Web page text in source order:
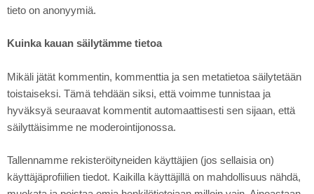
tieto on anonyymiä.
Kuinka kauan säilytämme tietoa
Mikäli jätät kommentin, kommenttia ja sen metatietoa säilytetään
toistaiseksi. Tämä tehdään siksi, että voimme tunnistaa ja
hyväksyä seuraavat kommentit automaattisesti sen sijaan, että
säilyttäisimme ne moderointijonossa.
Tallennamme rekisteröityneiden käyttäjien (jos sellaisia on)
käyttäjäprofiilien tiedot. Kaikilla käyttäjillä on mahdollisuus nähdä,